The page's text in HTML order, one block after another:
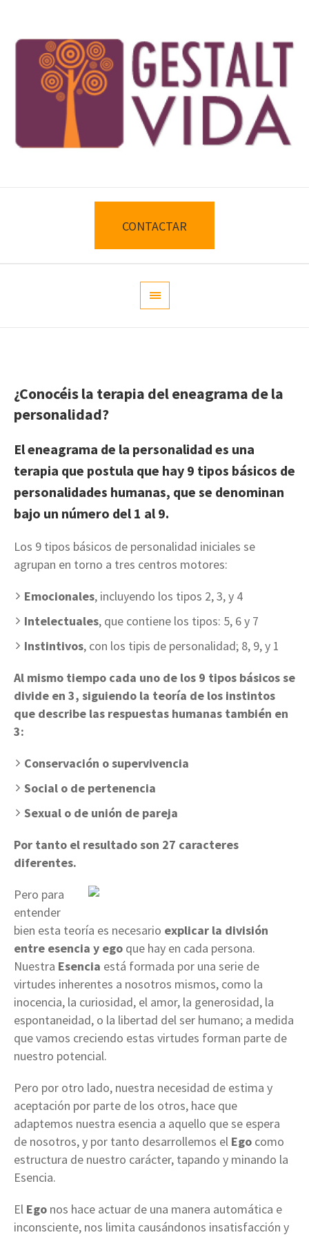
CONTACTAR
¿Conocéis la terapia del eneagrama de la
personalidad?
El eneagrama de la personalidad es una
terapia que postula que hay 9 tipos básicos de
personalidades humanas, que se denominan
bajo un número del 1 al 9.
Los 9 tipos básicos de personalidad iniciales se
agrupan en torno a tres centros motores:
Emocionales, incluyendo los tipos 2, 3, y 4
Intelectuales, que contiene los tipos: 5, 6 y 7
Instintivos, con los tipis de personalidad; 8, 9, y 1
Al mismo tiempo cada uno de los 9 tipos básicos se
divide en 3, siguiendo la teoría de los instintos
que describe las respuestas humanas también en
3:
Conservación o supervivencia
Social o de pertenencia
Sexual o de unión de pareja
Por tanto el resultado son 27 caracteres
diferentes.
Pero para
entender
bien esta teoría es necesario explicar la división
entre esencia y ego que hay en cada persona.
Nuestra Esencia está formada por una serie de
virtudes inherentes a nosotros mismos, como la
inocencia, la curiosidad, el amor, la generosidad, la
espontaneidad, o la libertad del ser humano; a medida
que vamos creciendo estas virtudes forman parte de
nuestro potencial.
Pero por otro lado, nuestra necesidad de estima y
aceptación por parte de los otros, hace que
adaptemos nuestra esencia a aquello que se espera
de nosotros, y por tanto desarrollemos el Ego como
estructura de nuestro carácter, tapando y minando la
Esencia.
El Ego nos hace actuar de una manera automática e
inconsciente, nos limita causándonos insatisfacción y